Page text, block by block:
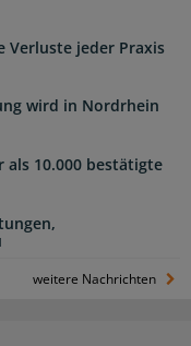
Verluste jeder Praxis
wird in Nordrhein
als 10.000 bestätigte
weitere Nachrichten